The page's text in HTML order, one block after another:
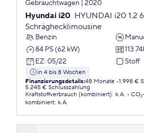
Gebrauchtwagen | 2020
Hyundai i20 HYUNDAI i20 1.2
Schräghecklimousine
Benzin
84 PS (62 kW)
EZ: 05/22 Stoff
in 4 bis 8 Wochen
Finanzierungsdetails:48 Monate 1.998 €
5.245 € Schlusszahlung
Kraftstoffverbrauch (kombiniert): k.A.
kombiniert: k.A.